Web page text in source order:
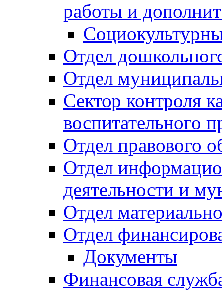
работы и
Отдел
Отдел
Сектор контроля
воспитательного
Отдел правового
Отдел
деятельности и
Отдел
Отдел
Документы
Финансовая